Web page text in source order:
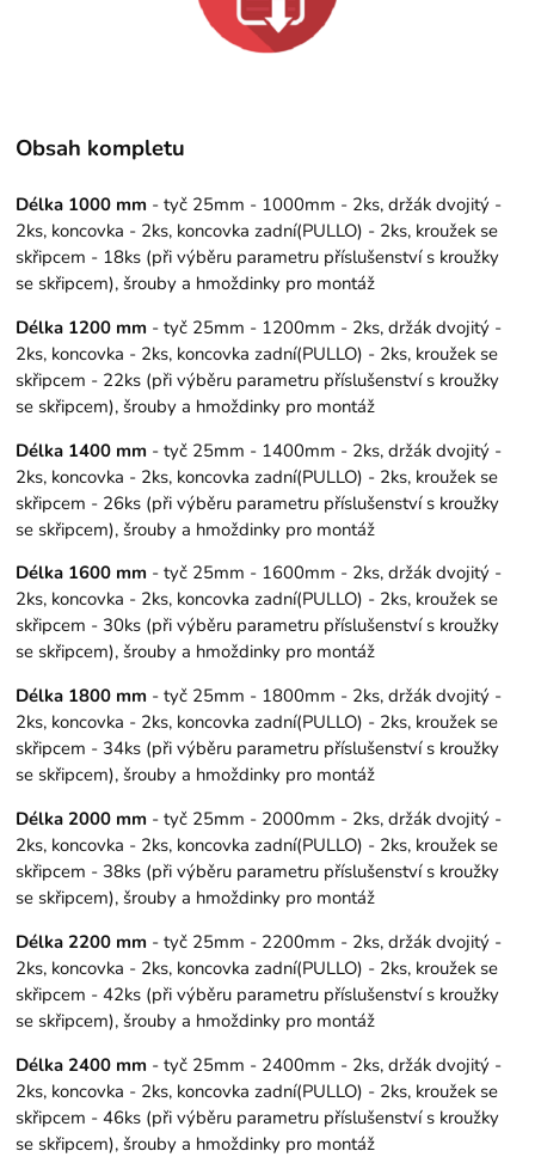
Obsah kompletu
Délka 1000 mm - tyč 25mm - 1000mm - 2ks, držák dvojitý -
2ks, koncovka - 2ks, koncovka zadní(PULLO) - 2ks, kroužek se
skřipcem - 18ks (při výběru parametru příslušenství s kroužky
se skřipcem), šrouby a hmoždinky pro montáž
Délka 1200 mm - tyč 25mm - 1200mm - 2ks, držák dvojitý -
2ks, koncovka - 2ks, koncovka zadní(PULLO) - 2ks, kroužek se
skřipcem - 22ks (při výběru parametru příslušenství s kroužky
se skřipcem), šrouby a hmoždinky pro montáž
Délka 1400 mm - tyč 25mm - 1400mm - 2ks, držák dvojitý -
2ks, koncovka - 2ks, koncovka zadní(PULLO) - 2ks, kroužek se
skřipcem - 26ks (při výběru parametru příslušenství s kroužky
se skřipcem), šrouby a hmoždinky pro montáž
Délka 1600 mm - tyč 25mm - 1600mm - 2ks, držák dvojitý -
2ks, koncovka - 2ks, koncovka zadní(PULLO) - 2ks, kroužek se
skřipcem - 30ks (při výběru parametru příslušenství s kroužky
se skřipcem), šrouby a hmoždinky pro montáž
Délka 1800 mm - tyč 25mm - 1800mm - 2ks, držák dvojitý -
2ks, koncovka - 2ks, koncovka zadní(PULLO) - 2ks, kroužek se
skřipcem - 34ks (při výběru parametru příslušenství s kroužky
se skřipcem), šrouby a hmoždinky pro montáž
Délka 2000 mm - tyč 25mm - 2000mm - 2ks, držák dvojitý -
2ks, koncovka - 2ks, koncovka zadní(PULLO) - 2ks, kroužek se
skřipcem - 38ks (při výběru parametru příslušenství s kroužky
se skřipcem), šrouby a hmoždinky pro montáž
Délka 2200 mm - tyč 25mm - 2200mm - 2ks, držák dvojitý -
2ks, koncovka - 2ks, koncovka zadní(PULLO) - 2ks, kroužek se
skřipcem - 42ks (při výběru parametru příslušenství s kroužky
se skřipcem), šrouby a hmoždinky pro montáž
Délka 2400 mm - tyč 25mm - 2400mm - 2ks, držák dvojitý -
2ks, koncovka - 2ks, koncovka zadní(PULLO) - 2ks, kroužek se
skřipcem - 46ks (při výběru parametru příslušenství s kroužky
se skřipcem), šrouby a hmoždinky pro montáž